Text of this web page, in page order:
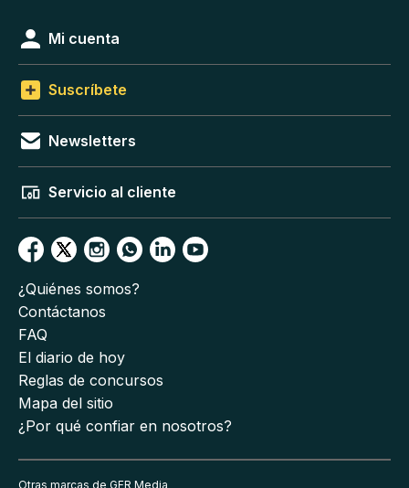
Mi cuenta
Suscríbete
Newsletters
Servicio al cliente
¿Quiénes somos?
Contáctanos
FAQ
El diario de hoy
Reglas de concursos
Mapa del sitio
¿Por qué confiar en nosotros?
Otras marcas de GFR Media